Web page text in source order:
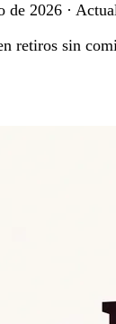
de 2026 ·
retiros sin